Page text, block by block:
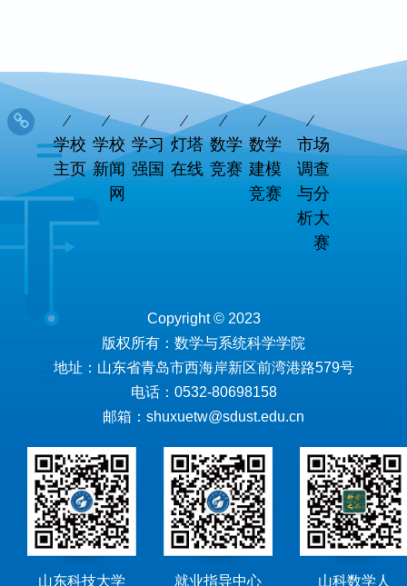
学校
主页
学校
新闻
网
学习
强国
灯塔
在线
数学
竞赛
数学
建模
竞赛
市场
调查
与分
析大
赛
Copyright © 2023
版权所有：数学与系统科学学院
地址：山东省青岛市西海岸新区前湾港路579号
电话：0532-80698158
邮箱：shuxuetw@sdust.edu.cn
山东科技大学 就业指导中心 山科数学人